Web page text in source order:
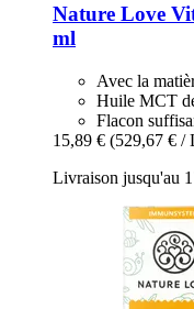
Nature Love
ml
Avec la
Huile MCT
Flacon
15,89 € (529,67 € /
Livraison jusqu'au